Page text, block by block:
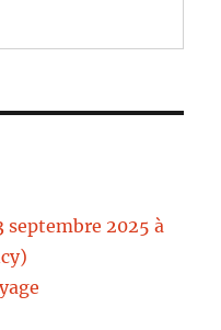
septembre 2025 à